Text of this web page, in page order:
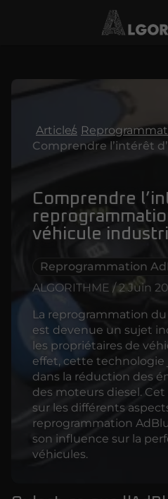
Articles
Comprendre
véhicule
Reprogrammation
ALGORITHME / 2 Juin
La reprogrammation
est devenue un sujet
les propriétaires de
effet, cette technologie
dans la réduction des
des moteurs diesel.
sur les différents
reprogrammation
son influence sur la
véhicules.